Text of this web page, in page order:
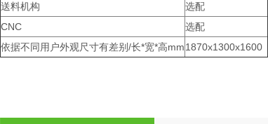
送料机构
选配
CNC
选配
依据不同用户外观尺寸有差别/长*宽*高mm1870x1300x1600